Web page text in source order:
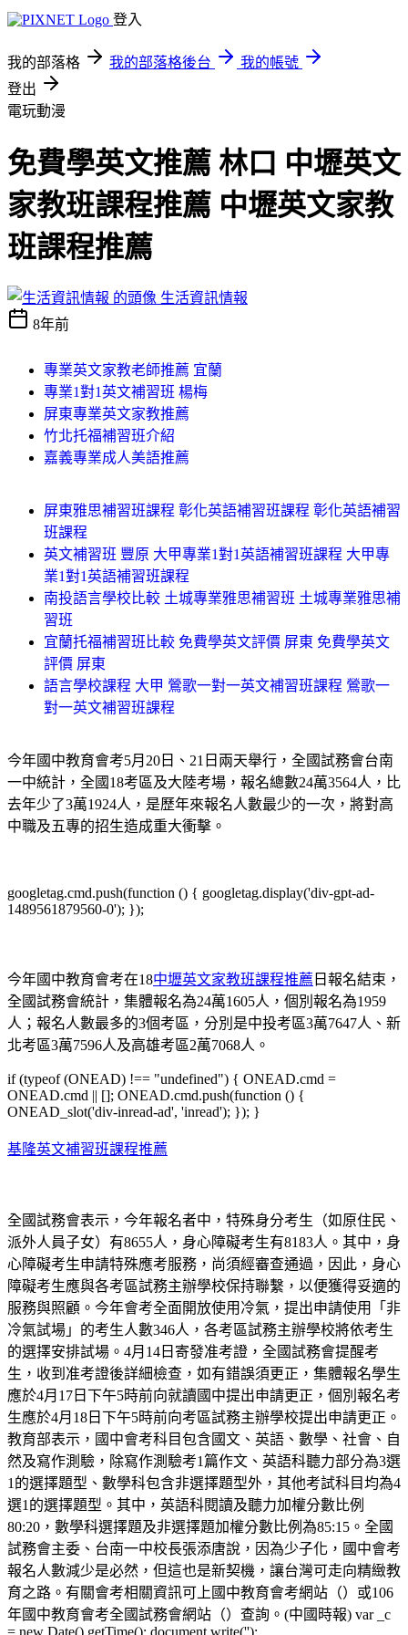
登入
我的部落格 我的部落格後台
我的帳號
登出
電玩動漫
免費學英文推薦 林口 中壢英文
家教班課程推薦 中壢英文家教
班課程推薦
生活資訊情報
8年前
專業英文家教老師推薦 宜蘭
專業1對1英文補習班 楊梅
屏東專業英文家教推薦
竹北托福補習班介紹
嘉義專業成人美語推薦
屏東雅思補習班課程 彰化英語補習班課程 彰化英語補習
班課程
英文補習班 豐原 大甲專業1對1英語補習班課程 大甲專
業1對1英語補習班課程
南投語言學校比較 土城專業雅思補習班 土城專業雅思補
習班
宜蘭托福補習班比較 免費學英文評價 屏東 免費學英文
評價 屏東
語言學校課程 大甲 鶯歌一對一英文補習班課程 鶯歌一
對一英文補習班課程
今年國中教育會考5月20日、21日兩天舉行，全國試務會台南
一中統計，全國18考區及大陸考場，報名總數24萬3564人，比
去年少了3萬1924人，是歷年來報名人數最少的一次，將對高
中職及五專的招生造成重大衝擊。
googletag.cmd.push(function () { googletag.display('div-gpt-ad-
1489561879560-0'); });
今年國中教育會考在18中壢英文家教班課程推薦 日報名結束，
全國試務會統計，集體報名為24萬1605人，個別報名為1959
人；報名人數最多的3個考區，分別是中投考區3萬7647人、新
北考區3萬7596人及高雄考區2萬7068人。
if (typeof (ONEAD) !== "undefined") { ONEAD.cmd =
ONEAD.cmd || []; ONEAD.cmd.push(function () {
ONEAD_slot('div-inread-ad', 'inread'); }); }
基隆英文補習班課程推薦
全國試務會表示，今年報名者中，特殊身分考生（如原住民、
派外人員子女）有8655人，身心障礙考生有8183人。其中，身
心障礙考生申請特殊應考服務，尚須經審查通過，因此，身心
障礙考生應與各考區試務主辦學校保持聯繫，以便獲得妥適的
服務與照顧。今年會考全面開放使用冷氣，提出申請使用「非
冷氣試場」的考生人數346人，各考區試務主辦學校將依考生
的選擇安排試場。4月14日寄發准考證，全國試務會提醒考
生，收到准考證後詳細檢查，如有錯誤須更正，集體報名學生
應於4月17日下午5時前向就讀國中提出申請更正，個別報名考
生應於4月18日下午5時前向考區試務主辦學校提出申請更正。
教育部表示，國中會考科目包含國文、英語、數學、社會、自
然及寫作測驗，除寫作測驗考1篇作文、英語科聽力部分為3選
1的選擇題型、數學科包含非選擇題型外，其他考試科目均為4
選1的選擇題型。其中，英語科閱讀及聽力加權分數比例
80:20，數學科選擇題及非選擇題加權分數比例為85:15。全國
試務會主委、台南一中校長張添唐說，因為少子化，國中會考
報名人數減少是必然，但這也是新契機，讓台灣可走向精緻教
育之路。有關會考相關資訊可上國中教育會考網站（）或106
年國中教育會考全國試務會網站（）查詢。(中國時報) var _c
= new Date().getTime(); document.write('');